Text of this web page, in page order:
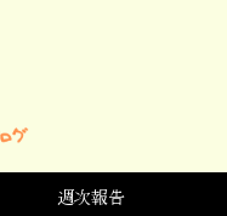
週次報告